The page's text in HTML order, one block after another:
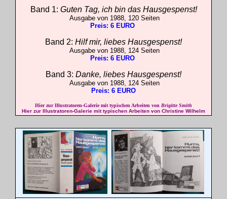
Band 1: Guten Tag, ich bin das Hausgespenst!
Ausgabe von 1988, 120 Seiten
Preis: 6 EURO
Band 2: Hilf mir, liebes Hausgespenst!
Ausgabe von 1988, 124 Seiten
Preis: 6 EURO
Band 3: Danke, liebes Hausgespenst!
Ausgabe von 1988, 124 Seiten
Preis: 6 EURO
Hier zur Illustratoren-Galerie mit typischen Arbeiten von Brigitte Smith
Hier zur Illustratoren-Galerie mit typischen Arbeiten von Christine Wilhelm